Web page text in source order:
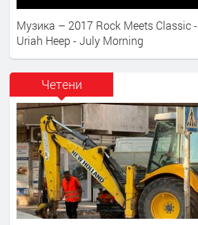
Музика – 2017 Rock Meets Classic -
Uriah Heep - July Morning
Четени